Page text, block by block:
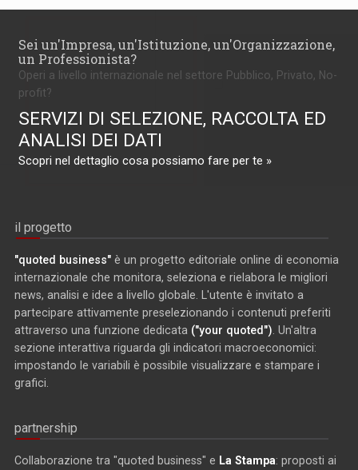
Sei un'Impresa, un'Istituzione, un'Organizzazione,
un Professionista?
Operi a livello internazionale nel settore Pubblico, Privato, No-
profit?
SERVIZI DI SELEZIONE, RACCOLTA ED
ANALISI DEI DATI
Scopri nel dettaglio cosa possiamo fare per te »
il progetto
"quoted business" è un progetto editoriale online di economia
internazionale che monitora, seleziona e rielabora le migliori
news, analisi e idee a livello globale. L'utente è invitato a
partecipare attivamente preselezionando i contenuti preferiti
attraverso una funzione dedicata ("your quoted") . Un'altra
sezione interattiva riguarda gli indicatori macroeconomici:
impostando le variabili è possibile visualizzare e stampare i
grafici.
partnership
Collaborazione tra "quoted business" e La Stampa: proposti ai